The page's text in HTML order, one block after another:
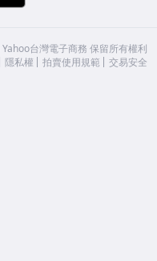
Yahoo台灣電子商務 保留所有權利
隱私權 拍賣使用規範 交易安全